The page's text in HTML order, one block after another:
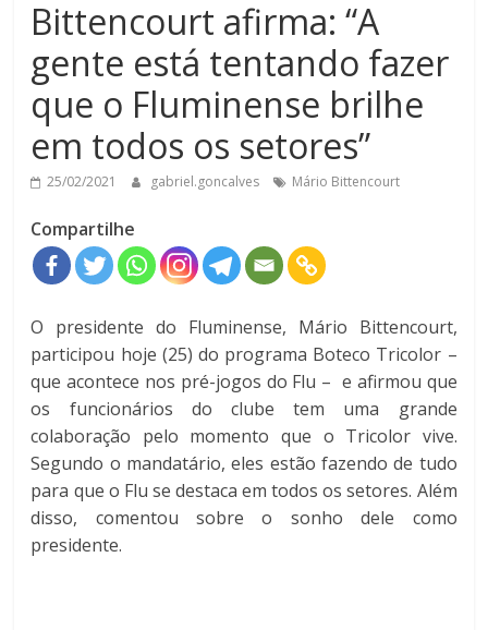
Bittencourt afirma: “A
gente está tentando fazer
que o Fluminense brilhe
em todos os setores”
25/02/2021 gabriel.goncalves Mário Bittencourt
Compartilhe
O presidente do Fluminense, Mário Bittencourt,
participou hoje (25) do programa Boteco Tricolor –
que acontece nos pré-jogos do Flu – e afirmou que
os funcionários do clube tem uma grande
colaboração pelo momento que o Tricolor vive.
Segundo o mandatário, eles estão fazendo de tudo
para que o Flu se destaca em todos os setores. Além
disso, comentou sobre o sonho dele como
presidente.